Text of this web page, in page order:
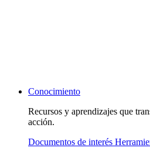
Conocimiento
Recursos y aprendizajes que
acción.
Documentos de interés